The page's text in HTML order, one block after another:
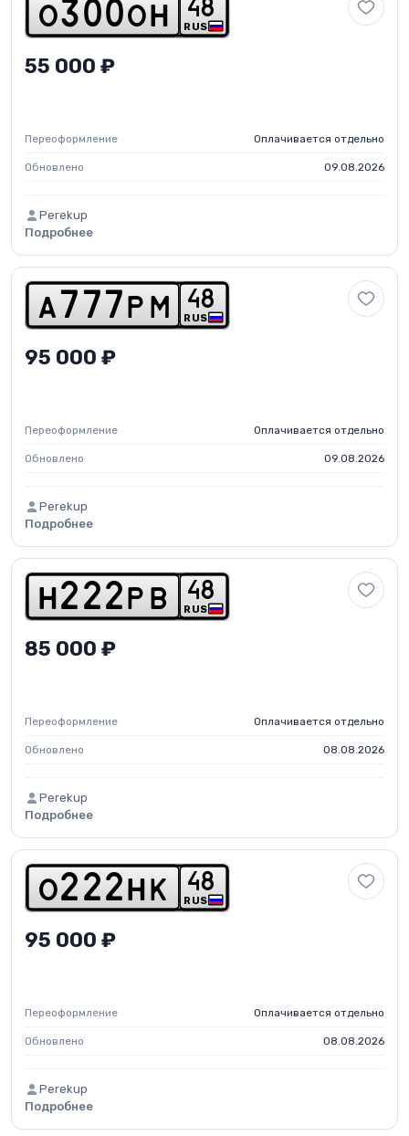
o3 0 0 o h RUS
48
55 000 ₽
Переоформление Оплачивается отдельно
Обновлено 09.08.2026
Perekup
Подробнее
a 7 7 7 p m RUS
48
95 000 ₽
Переоформление Оплачивается отдельно
Обновлено 09.08.2026
Perekup
Подробнее
h 2 2 2 p b RUS
48
85 000 ₽
Переоформление Оплачивается отдельно
Обновлено 08.08.2026
Perekup
Подробнее
o2 2 2 h k RUS
48
95 000 ₽
Переоформление Оплачивается отдельно
Обновлено 08.08.2026
Perekup
Подробнее